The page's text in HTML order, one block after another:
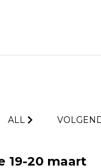
ALL
19-20 maart